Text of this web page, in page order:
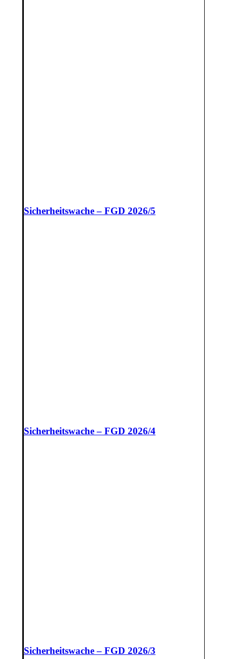
Sicherheitswache – FGD 2026/5
Sicherheitswache – FGD 2026/4
Sicherheitswache – FGD 2026/3